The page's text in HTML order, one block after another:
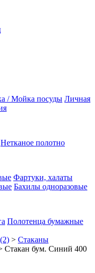
/ Мойка посуды Личная
Нетканое полотно
Фартуки, халаты
Бахилы одноразовые
Полотенца бумажные
> Стаканы
Стакан бум. Синий 400